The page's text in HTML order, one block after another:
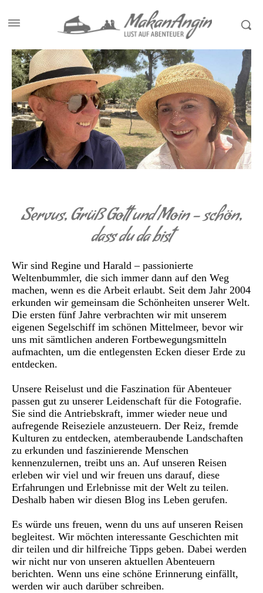
Servus, Grüß Gott und Moin – schön,
dass du da bist
Wir sind Regine und Harald – passionierte
Weltenbummler, die sich immer dann auf den Weg
machen, wenn es die Arbeit erlaubt. Seit dem Jahr 2004
erkunden wir gemeinsam die Schönheiten unserer Welt.
Die ersten fünf Jahre verbrachten wir mit unserem
eigenen Segelschiff im schönen Mittelmeer, bevor wir
uns mit sämtlichen anderen Fortbewegungsmitteln
aufmachten, um die entlegensten Ecken dieser Erde zu
entdecken.
Unsere Reiselust und die Faszination für Abenteuer
passen gut zu unserer Leidenschaft für die Fotografie.
Sie sind die Antriebskraft, immer wieder neue und
aufregende Reiseziele anzusteuern. Der Reiz, fremde
Kulturen zu entdecken, atemberaubende Landschaften
zu erkunden und faszinierende Menschen
kennenzulernen, treibt uns an. Auf unseren Reisen
erleben wir viel und wir freuen uns darauf, diese
Erfahrungen und Erlebnisse mit der Welt zu teilen.
Deshalb haben wir diesen Blog ins Leben gerufen.
Es würde uns freuen, wenn du uns auf unseren Reisen
begleitest. Wir möchten interessante Geschichten mit
dir teilen und dir hilfreiche Tipps geben. Dabei werden
wir nicht nur von unseren aktuellen Abenteuern
berichten. Wenn uns eine schöne Erinnerung einfällt,
werden wir auch darüber schreiben.